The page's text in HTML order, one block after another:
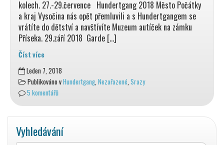
kolech. 27.-29.července Hundertgang 2018 Město Počátky
a kraj Vysočina nás opět přemluvili a s Hundertgangem se
vrátíte do dětství a navštívíte Muzeum autíček na zámku
Příseka. 29.září 2018 Garde […]
Číst více
Termíny
našich
srazů
pro
rok
2018
Leden 7, 2018
Publikováno vHundertgang Nezařazené Srazy
5 komentářů
Vyhledávání